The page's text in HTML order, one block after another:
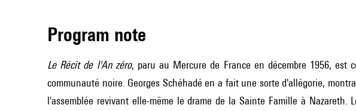
Program note
Le Récit de l'An zéro, paru au Mercure de France en décembre 1956, est
communauté noire. Georges Schéhadé en a fait une sorte d'allégorie,
l'assemblée revivant elle-même le drame de la Sainte Famille à